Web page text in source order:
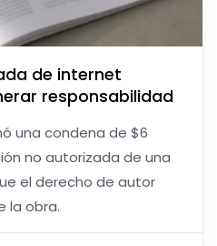
de internet
responsabilidad
una condena de $6
no autorizada de una
el derecho de autor
la obra.